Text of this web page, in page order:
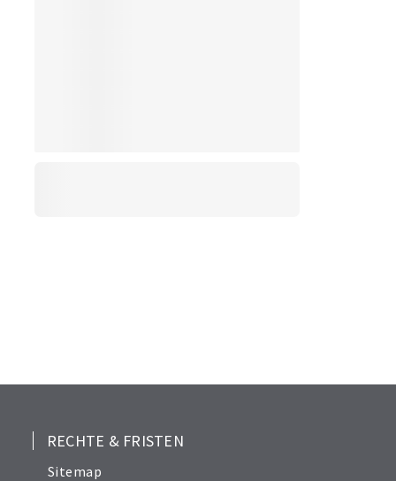
RECHTE & FRISTEN
Sitemap